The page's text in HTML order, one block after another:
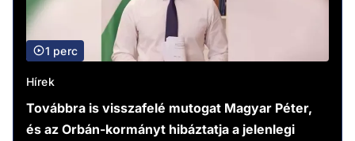
1 perc
Hírek
Továbbra is visszafelé mutogat Magyar Péter,
és az Orbán-kormányt hibáztatja a jelenlegi